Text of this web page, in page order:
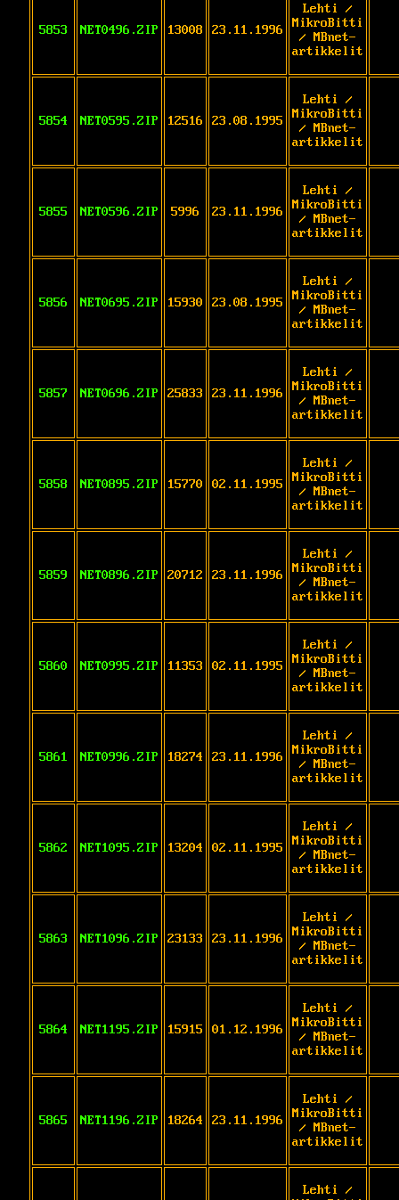
5853 NET0496.ZIP 13008 23.11.1996
Lehti /
MikroBitti
/ MBnet-
artikkelit
5854 NET0595.ZIP 12516 23.08.1995
Lehti /
MikroBitti
/ MBnet-
artikkelit
5855 NET0596.ZIP 5996 23.11.1996
Lehti /
MikroBitti
/ MBnet-
artikkelit
5856 NET0695.ZIP 15930 23.08.1995
Lehti /
MikroBitti
/ MBnet-
artikkelit
5857 NET0696.ZIP 25833 23.11.1996
Lehti /
MikroBitti
/ MBnet-
artikkelit
5858 NET0895.ZIP 15770 02.11.1995
Lehti /
MikroBitti
/ MBnet-
artikkelit
5859 NET0896.ZIP 20712 23.11.1996
Lehti /
MikroBitti
/ MBnet-
artikkelit
5860 NET0995.ZIP 11353 02.11.1995
Lehti /
MikroBitti
/ MBnet-
artikkelit
5861 NET0996.ZIP 18274 23.11.1996
Lehti /
MikroBitti
/ MBnet-
artikkelit
5862 NET1095.ZIP 13204 02.11.1995
Lehti /
MikroBitti
/ MBnet-
artikkelit
5863 NET1096.ZIP 23133 23.11.1996
Lehti /
MikroBitti
/ MBnet-
artikkelit
5864 NET1195.ZIP 15915 01.12.1996
Lehti /
MikroBitti
/ MBnet-
artikkelit
5865 NET1196.ZIP 18264 23.11.1996
Lehti /
MikroBitti
/ MBnet-
artikkelit
Lehti /